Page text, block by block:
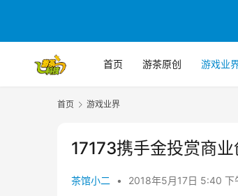
首页 游茶原创 游戏业
首页 游戏业界
17173携手金投赏商
茶馆小二 • 2018年5月17日 5:40 下